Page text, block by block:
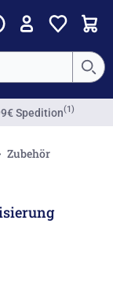
Spedition(1)
Zubehör